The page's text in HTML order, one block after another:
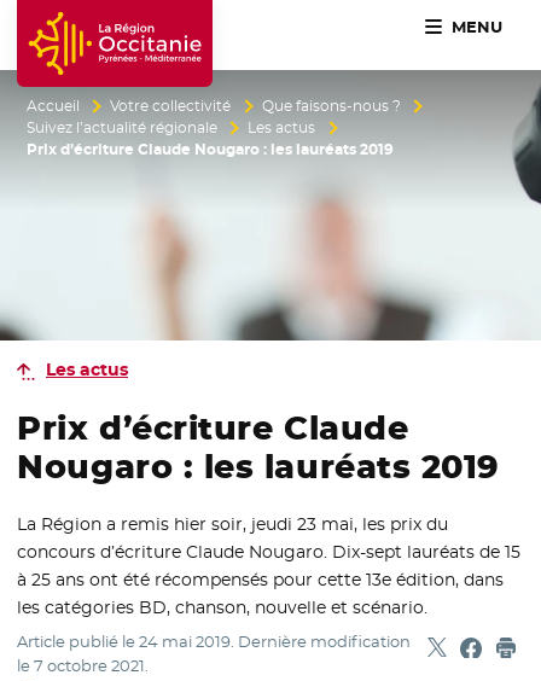
Accueil Région Occitanie / Pyrénées-Méditerranée
MENU
Accueil Votre collectivité
Que faisons-nous ?
Suivez l’actualité régionale
Les actus
Prix d’écriture Claude Nougaro : les lauréats 2019
Les actus
Prix d’écriture Claude
Nougaro : les lauréats 2019
La Région a remis hier soir, jeudi 23 mai, les prix du
concours d’écriture Claude Nougaro. Dix-sept lauréats de 15
à 25 ans ont été récompensés pour cette 13e édition, dans
les catégories BD, chanson, nouvelle et scénario.
Article publié le24 mai 2019. Dernière modification
le7 octobre 2021.
Partager
- Nouvelle
-